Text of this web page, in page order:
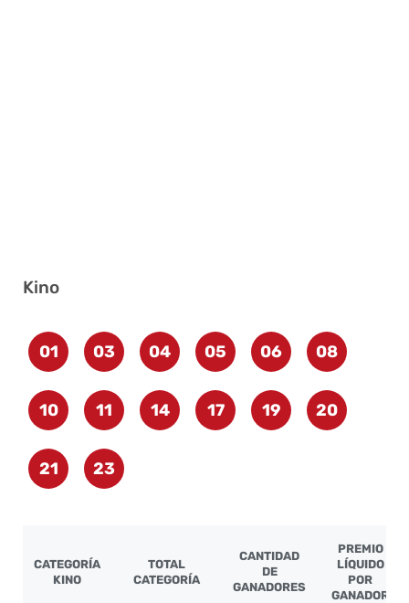
Kino
01 03 04 05 06 08
10 11 14 17 19 20
21 23
CATEGORÍA
KINO
TOTAL
CATEGORÍA
CANTIDAD
DE
GANADORES
PREMIO
LÍQUIDO
POR
GANADOR